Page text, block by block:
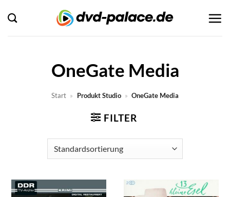
Inhalt
springen
OneGate Media
Start » Produkt Studio » OneGate Media
FILTER